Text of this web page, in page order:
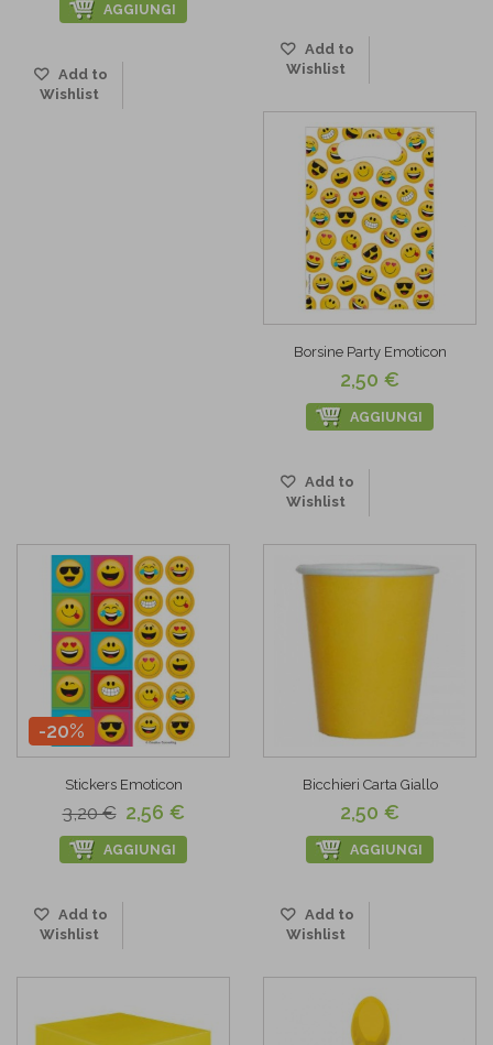
AGGIUNGI
Add to
Wishlist
Add to
Wishlist
Borsine Party Emoticon
2,50 €
AGGIUNGI
Add to
Wishlist
-20%
Stickers Emoticon
3,20 € 2,56 €
AGGIUNGI
Add to
Wishlist
Bicchieri Carta Giallo
2,50 €
AGGIUNGI
Add to
Wishlist